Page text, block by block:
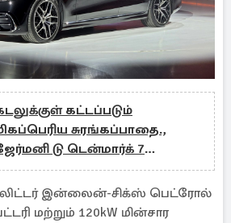
கட்டப்படும்
சுரங்கப்பாதை.,
டு டென்மார்க் 7
பயணம்
லிட்டர் இன்லைன்-சிக்ஸ் பெட்ரோல்
மற்றும் 120kW மின்சார